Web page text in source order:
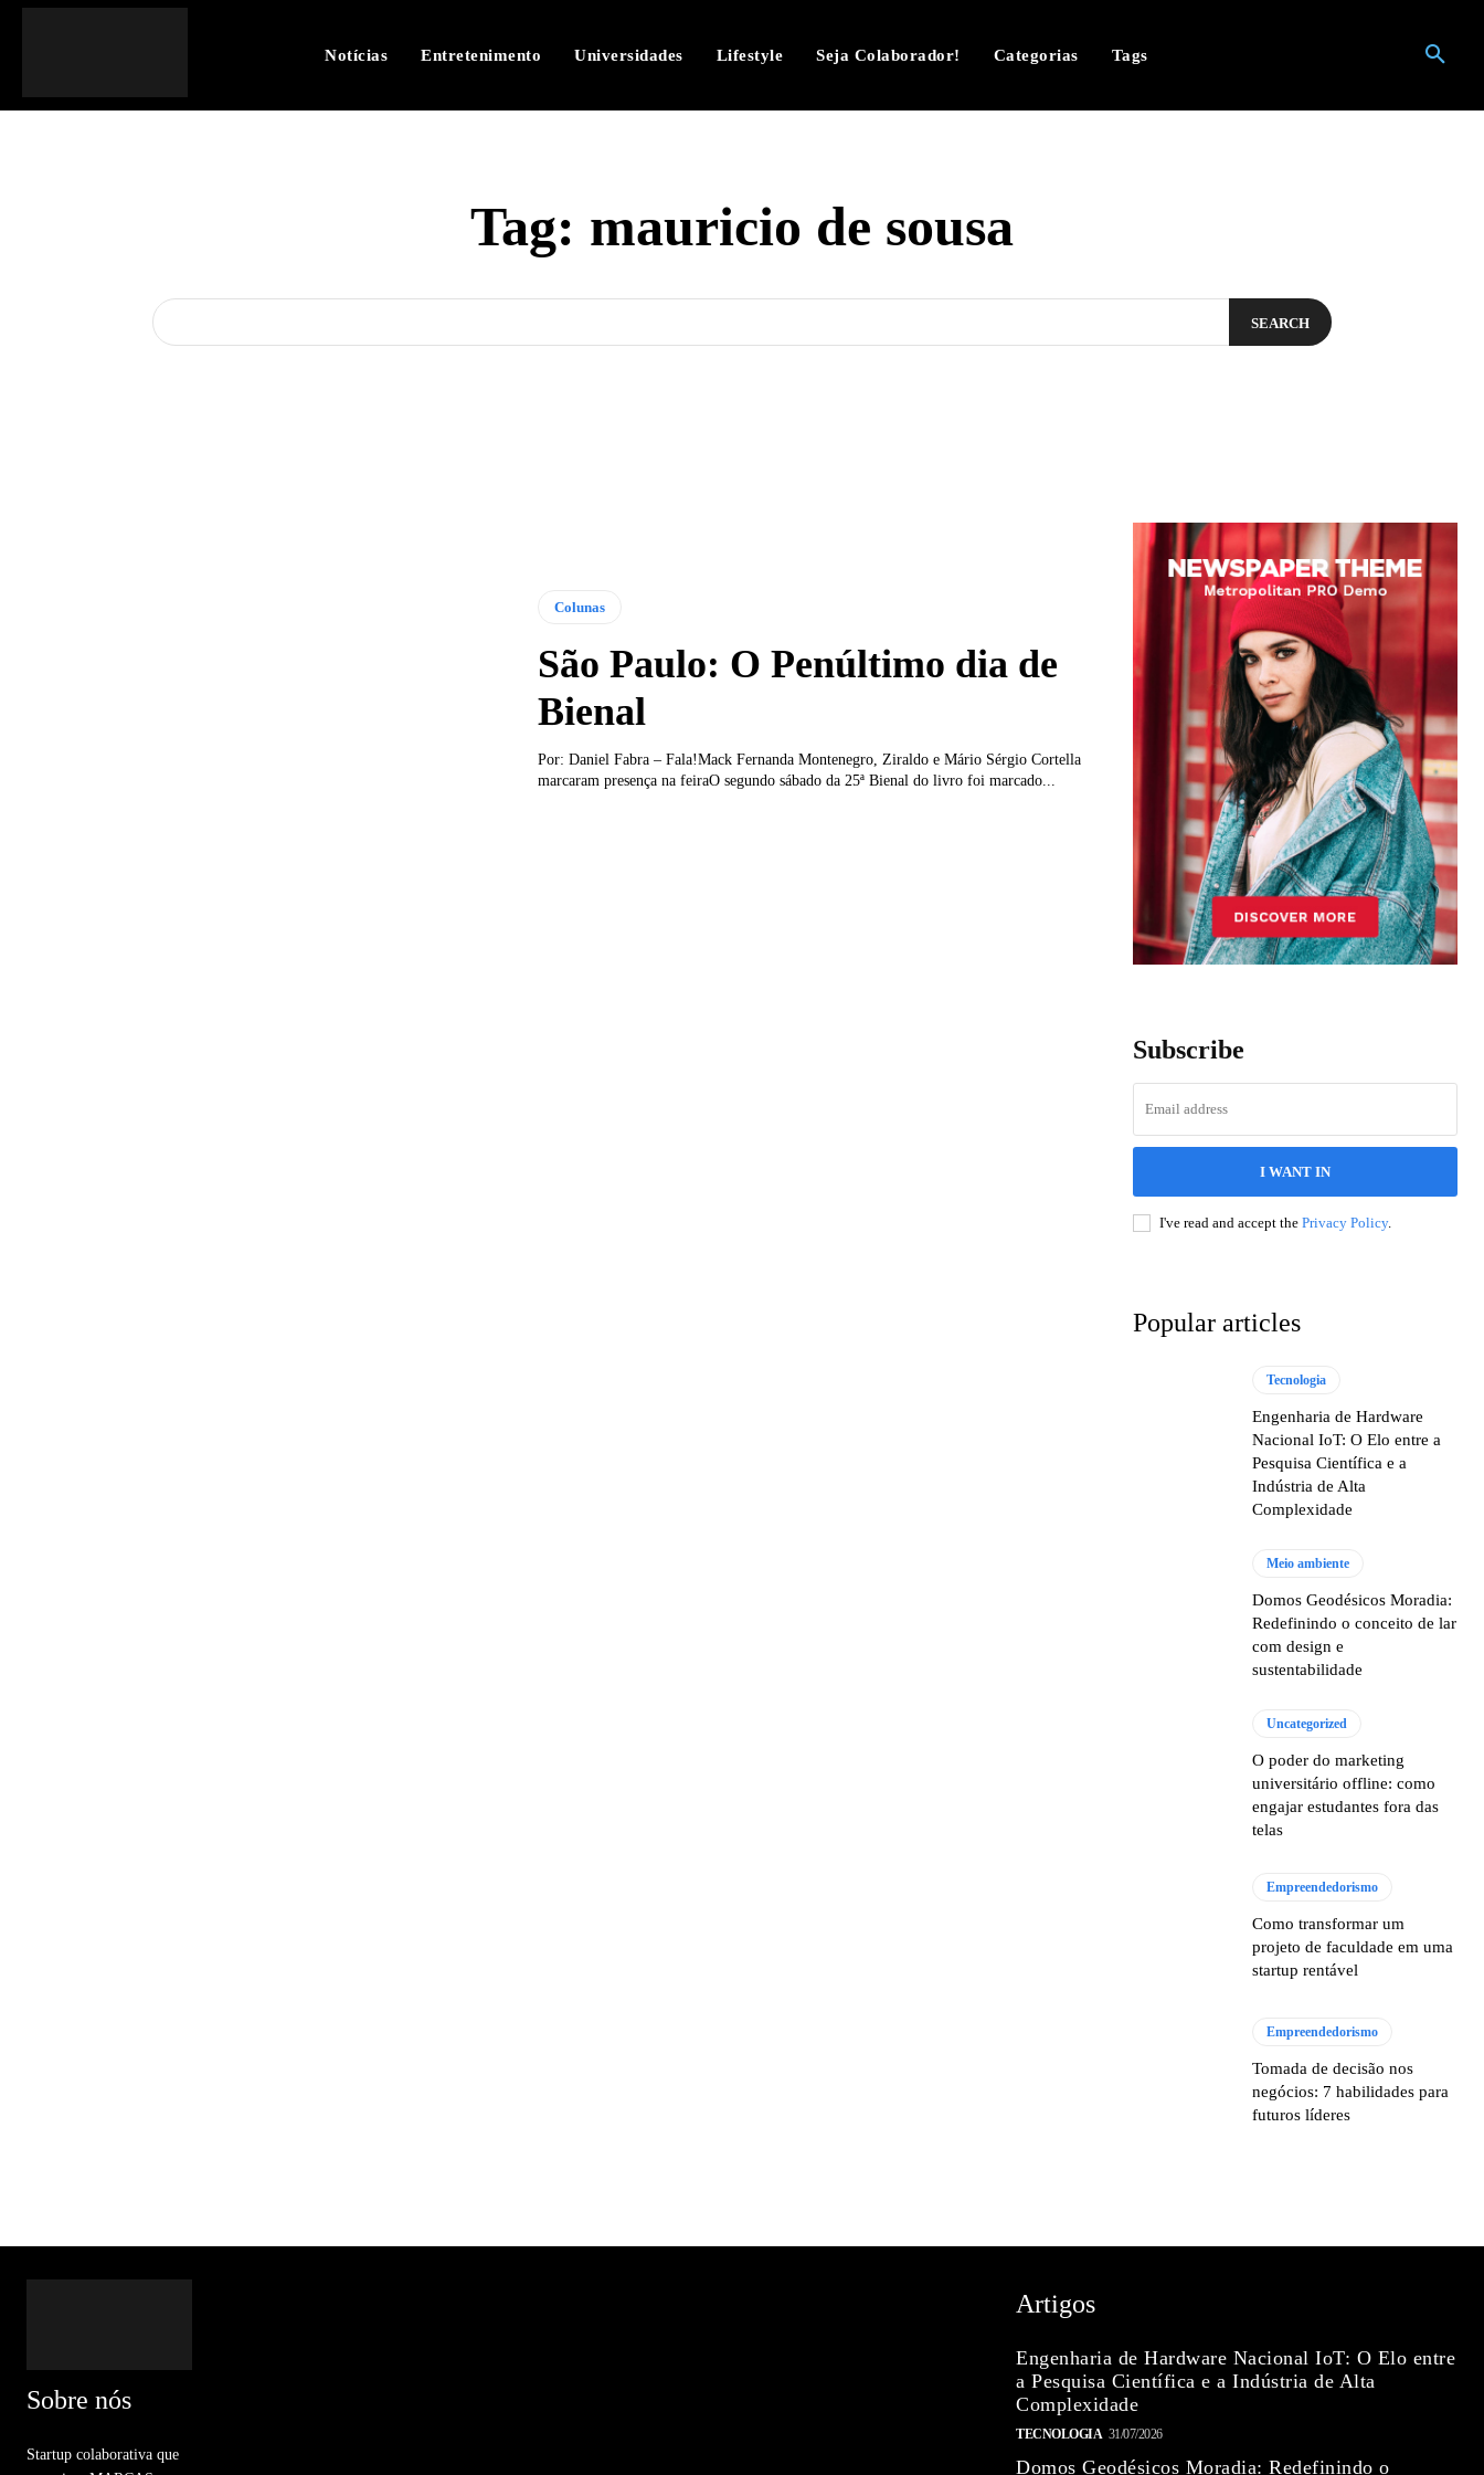
Notícias Entretenimento Universidades Lifestyle Seja Colaborador! Categorias Tags
Tag: mauricio de sousa
SEARCH
Colunas
São Paulo: O Penúltimo dia de
Bienal
Por: Daniel Fabra – Fala!Mack Fernanda Montenegro, Ziraldo e Mário Sérgio Cortella
marcaram presença na feiraO segundo sábado da 25ª Bienal do livro foi marcado...
Subscribe
I WANT IN
I've read and accept the Privacy Policy.
Popular articles
Tecnologia
Engenharia de Hardware
Nacional IoT: O Elo entre a
Pesquisa Científica e a
Indústria de Alta
Complexidade
Meio ambiente
Domos Geodésicos Moradia:
Redefinindo o conceito de lar
com design e
sustentabilidade
Uncategorized
O poder do marketing
universitário offline: como
engajar estudantes fora das
telas
Empreendedorismo
Como transformar um
projeto de faculdade em uma
startup rentável
Empreendedorismo
Tomada de decisão nos
negócios: 7 habilidades para
futuros líderes
Sobre nós
Startup colaborativa que
Artigos
Engenharia de Hardware Nacional IoT: O Elo entre
a Pesquisa Científica e a Indústria de Alta
Complexidade
TECNOLOGIA 31/07/2026
Domos Geodésicos Moradia: Redefinindo o